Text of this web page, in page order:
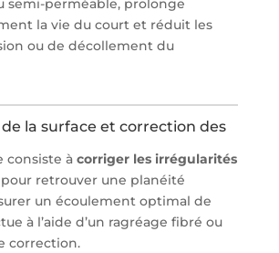
semi-perméable, prolonge
la vie du court et réduit les
ou de décollement du
la surface et correction des
consiste à corriger les irrégularités
retrouver une planéité
un écoulement optimal de
à l’aide d’un ragréage fibré ou
correction.